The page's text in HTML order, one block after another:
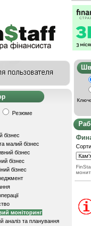
Резюме
бізнес
малий бізнес
бізнес
бізнес
бізнес
моніторинг
аналіз та планування